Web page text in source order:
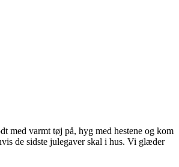
med varmt tøj på, hyg med hestene og kom
de sidste julegaver skal i hus. Vi glæder